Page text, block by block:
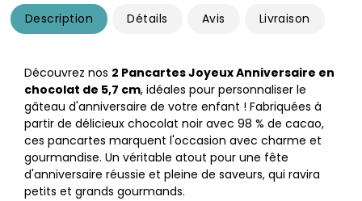
Description Détails Avis Livraison
Découvrez nos 2 Pancartes Joyeux Anniversaire en
chocolat de 5,7 cm, idéales pour personnaliser le
gâteau d'anniversaire de votre enfant ! Fabriquées à
partir de délicieux chocolat noir avec 98 % de cacao,
ces pancartes marquent l'occasion avec charme et
gourmandise. Un véritable atout pour une fête
d'anniversaire réussie et pleine de saveurs, qui ravira
petits et grands gourmands.